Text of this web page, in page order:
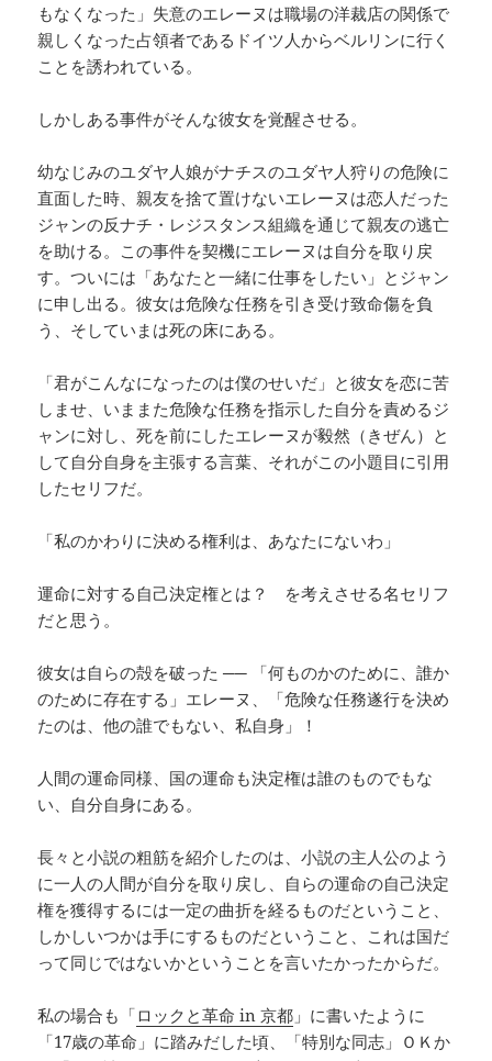
もなくなった」失意のエレーヌは職場の洋裁店の関係で
親しくなった占領者であるドイツ人からベルリンに行く
ことを誘われている。
しかしある事件がそんな彼女を覚醒させる。
幼なじみのユダヤ人娘がナチスのユダヤ人狩りの危険に
直面した時、親友を捨て置けないエレーヌは恋人だった
ジャンの反ナチ・レジスタンス組織を通じて親友の逃亡
を助ける。この事件を契機にエレーヌは自分を取り戻
す。ついには「あなたと一緒に仕事をしたい」とジャン
に申し出る。彼女は危険な任務を引き受け致命傷を負
う、そしていまは死の床にある。
「君がこんなになったのは僕のせいだ」と彼女を恋に苦
しませ、いままた危険な任務を指示した自分を責めるジ
ャンに対し、死を前にしたエレーヌが毅然（きぜん）と
して自分自身を主張する言葉、それがこの小題目に引用
したセリフだ。
「私のかわりに決める権利は、あなたにないわ」
運命に対する自己決定権とは？ を考えさせる名セリフ
だと思う。
彼女は自らの殻を破った ── 「何ものかのために、誰か
のために存在する」エレーヌ、「危険な任務遂行を決め
たのは、他の誰でもない、私自身」！
人間の運命同様、国の運命も決定権は誰のものでもな
い、自分自身にある。
長々と小説の粗筋を紹介したのは、小説の主人公のよう
に一人の人間が自分を取り戻し、自らの運命の自己決定
権を獲得するには一定の曲折を経るものだということ、
しかしいつかは手にするものだということ、これは国だ
って同じではないかということを言いたかったからだ。
私の場合も「ロックと革命 in 京都 」に書いたように
「17歳の革命」に踏みだした頃、「特別な同志」ＯＫか